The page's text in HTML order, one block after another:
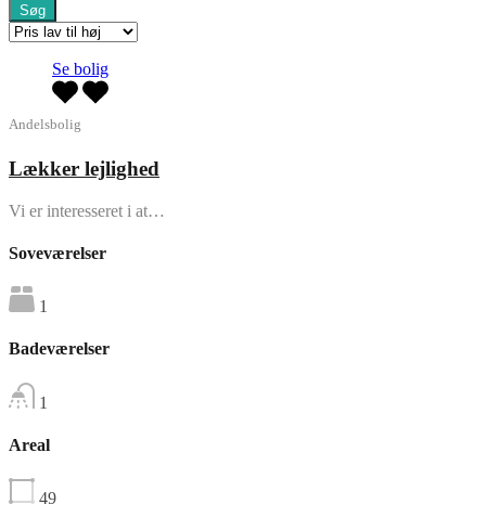
Søg
Se bolig
Andelsbolig
Lækker lejlighed
Vi er interesseret i at…
Soveværelser
1
Badeværelser
1
Areal
49